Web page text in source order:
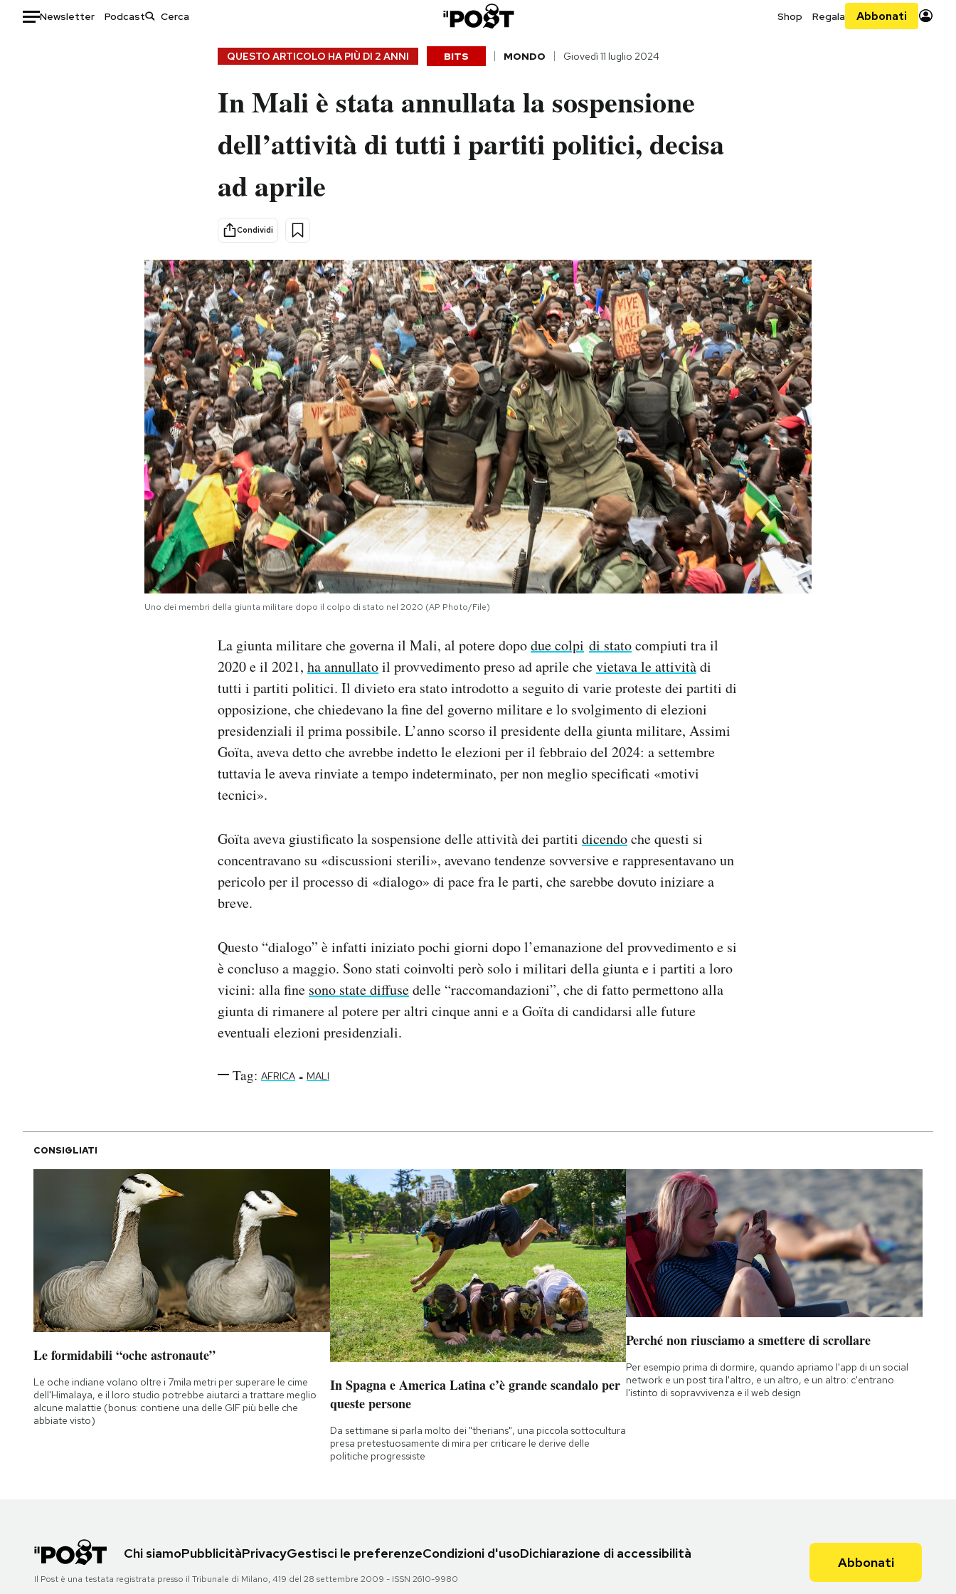
Newsletter Podcast Shop Regala Abbonati
Altrecose
Mondiali calcio 2026
AREA PERSONALE
QUESTO ARTICOLO HA PIÙ DI 2 ANNI BITS MONDO Giovedì 11 luglio 2024
In Mali è stata annullata la sospensione
dell’attività di tutti i partiti politici, decisa
ad aprile
Condividi
Uno dei membri della giunta militare dopo il colpo di stato nel 2020 (AP Photo/File)
La giunta militare che governa il Mali, al potere dopodue colpi di statocompiuti tra il
2020 e il 2021, ha annullatoil provvedimento preso ad aprile chevietava le attivitàdi
tutti i partiti politici. Il divieto era stato introdotto a seguito di varie proteste dei partiti di
opposizione, che chiedevano la fine del governo militare e lo svolgimento di elezioni
presidenziali il prima possibile. L’anno scorso il presidente della giunta militare, Assimi
Goïta, aveva detto che avrebbe indetto le elezioni per il febbraio del 2024: a settembre
tuttavia le aveva rinviate a tempo indeterminato, per non meglio specificati «motivi
tecnici».
Goïta aveva giustificato la sospensione delle attività dei partiti dicendoche questi si
concentravano su «discussioni sterili», avevano tendenze sovversive e rappresentavano un
pericolo per il processo di «dialogo» di pace fra le parti, che sarebbe dovuto iniziare a
breve.
Questo “dialogo” è infatti iniziato pochi giorni dopo l’emanazione del provvedimento e si
è concluso a maggio. Sono stati coinvolti però solo i militari della giunta e i partiti a loro
vicini: alla fine sono state diffusedelle “raccomandazioni”, che di fatto permettono alla
giunta di rimanere al potere per altri cinque anni e a Goïta di candidarsi alle future
eventuali elezioni presidenziali.
Tag: AFRICA - MALI
CONSIGLIATI
Le formidabili “oche astronaute”
Le oche indiane volano oltre i 7mila metri per superare le cime
dell'Himalaya, e il loro studio potrebbe aiutarci a trattare meglio
alcune malattie (bonus: contiene una delle GIF più belle che
abbiate visto)
In Spagna e America Latina c’è grande scandalo per
queste persone
Da settimane si parla molto dei "therians", una piccola sottocultura
presa pretestuosamente di mira per criticare le derive delle
politiche progressiste
Perché non riusciamo a smettere di scrollare
Per esempio prima di dormire, quando apriamo l'app di un social
network e un post tira l'altro, e un altro, e un altro: c'entrano
l'istinto di sopravvivenza e il web design
Chi siamoPubblicitàPrivacyGestisci le preferenzeCondizioni d'usoDichiarazione di accessibilità
Il Post è una testata registrata presso il Tribunale di Milano, 419 del 28 settembre 2009 - ISSN 2610-9980
Abbonati